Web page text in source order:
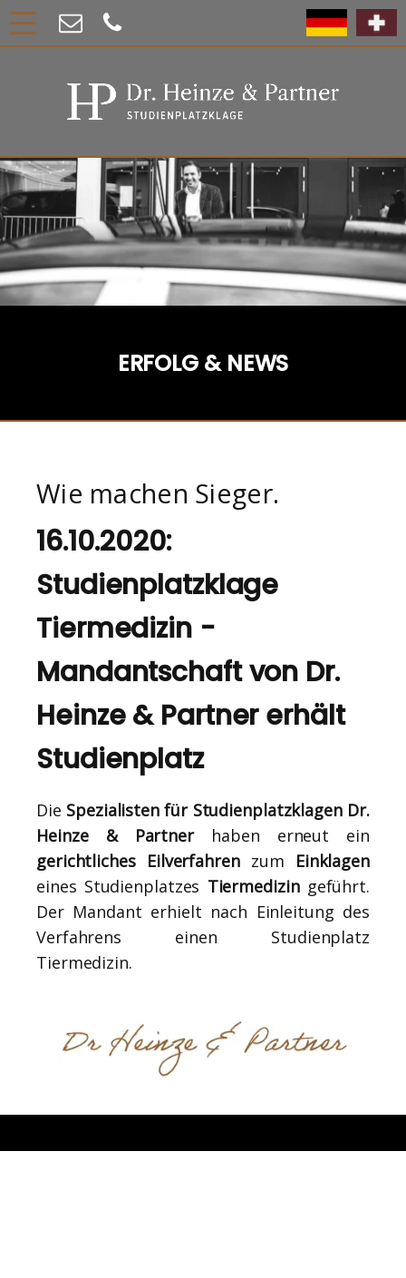
ERFOLG & NEWS
Wie machen Sieger.
16.10.2020:
Studienplatzklage
Tiermedizin -
Mandantschaft von Dr.
Heinze & Partner erhält
Studienplatz
Die Spezialisten für Studienplatzklagen Dr.
Heinze & Partnerhaben erneut ein
gerichtliches Eilverfahrenzum Einklagen
eines Studienplatzes Tiermedizingeführt.
Der Mandant erhielt nach Einleitung des
Verfahrens einen Studienplatz
Tiermedizin.